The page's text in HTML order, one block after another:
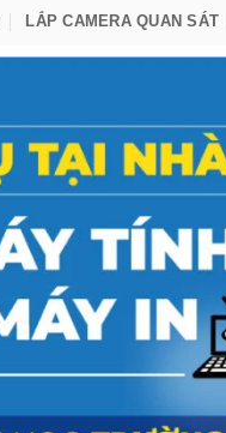
LẮP CAMERA QUAN SÁT